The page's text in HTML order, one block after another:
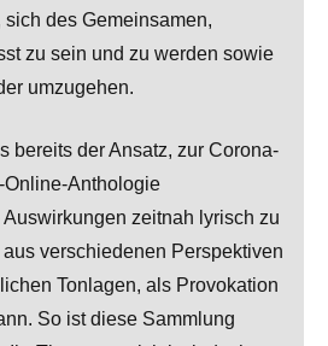
des Gemeinsamen,
zu sein und zu werden sowie
umzugehen.
bereits der Ansatz, zur Corona-
Online-Anthologie
zeitnah lyrisch zu
verschiedenen Perspektiven
Tonlagen, als Provokation
So ist diese Sammlung